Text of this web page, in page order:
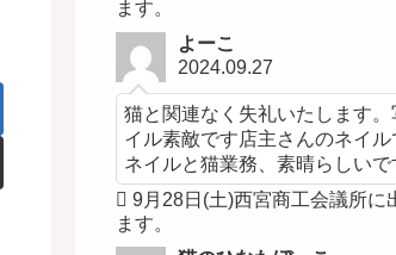
ます。
よーこ
2024.09.27
猫と関連なく失礼いたします。
イル素敵です店主さんのネイル
ネイルと猫業務、素晴らしいで
9月28日(土)西宮商工会議所に
ます。